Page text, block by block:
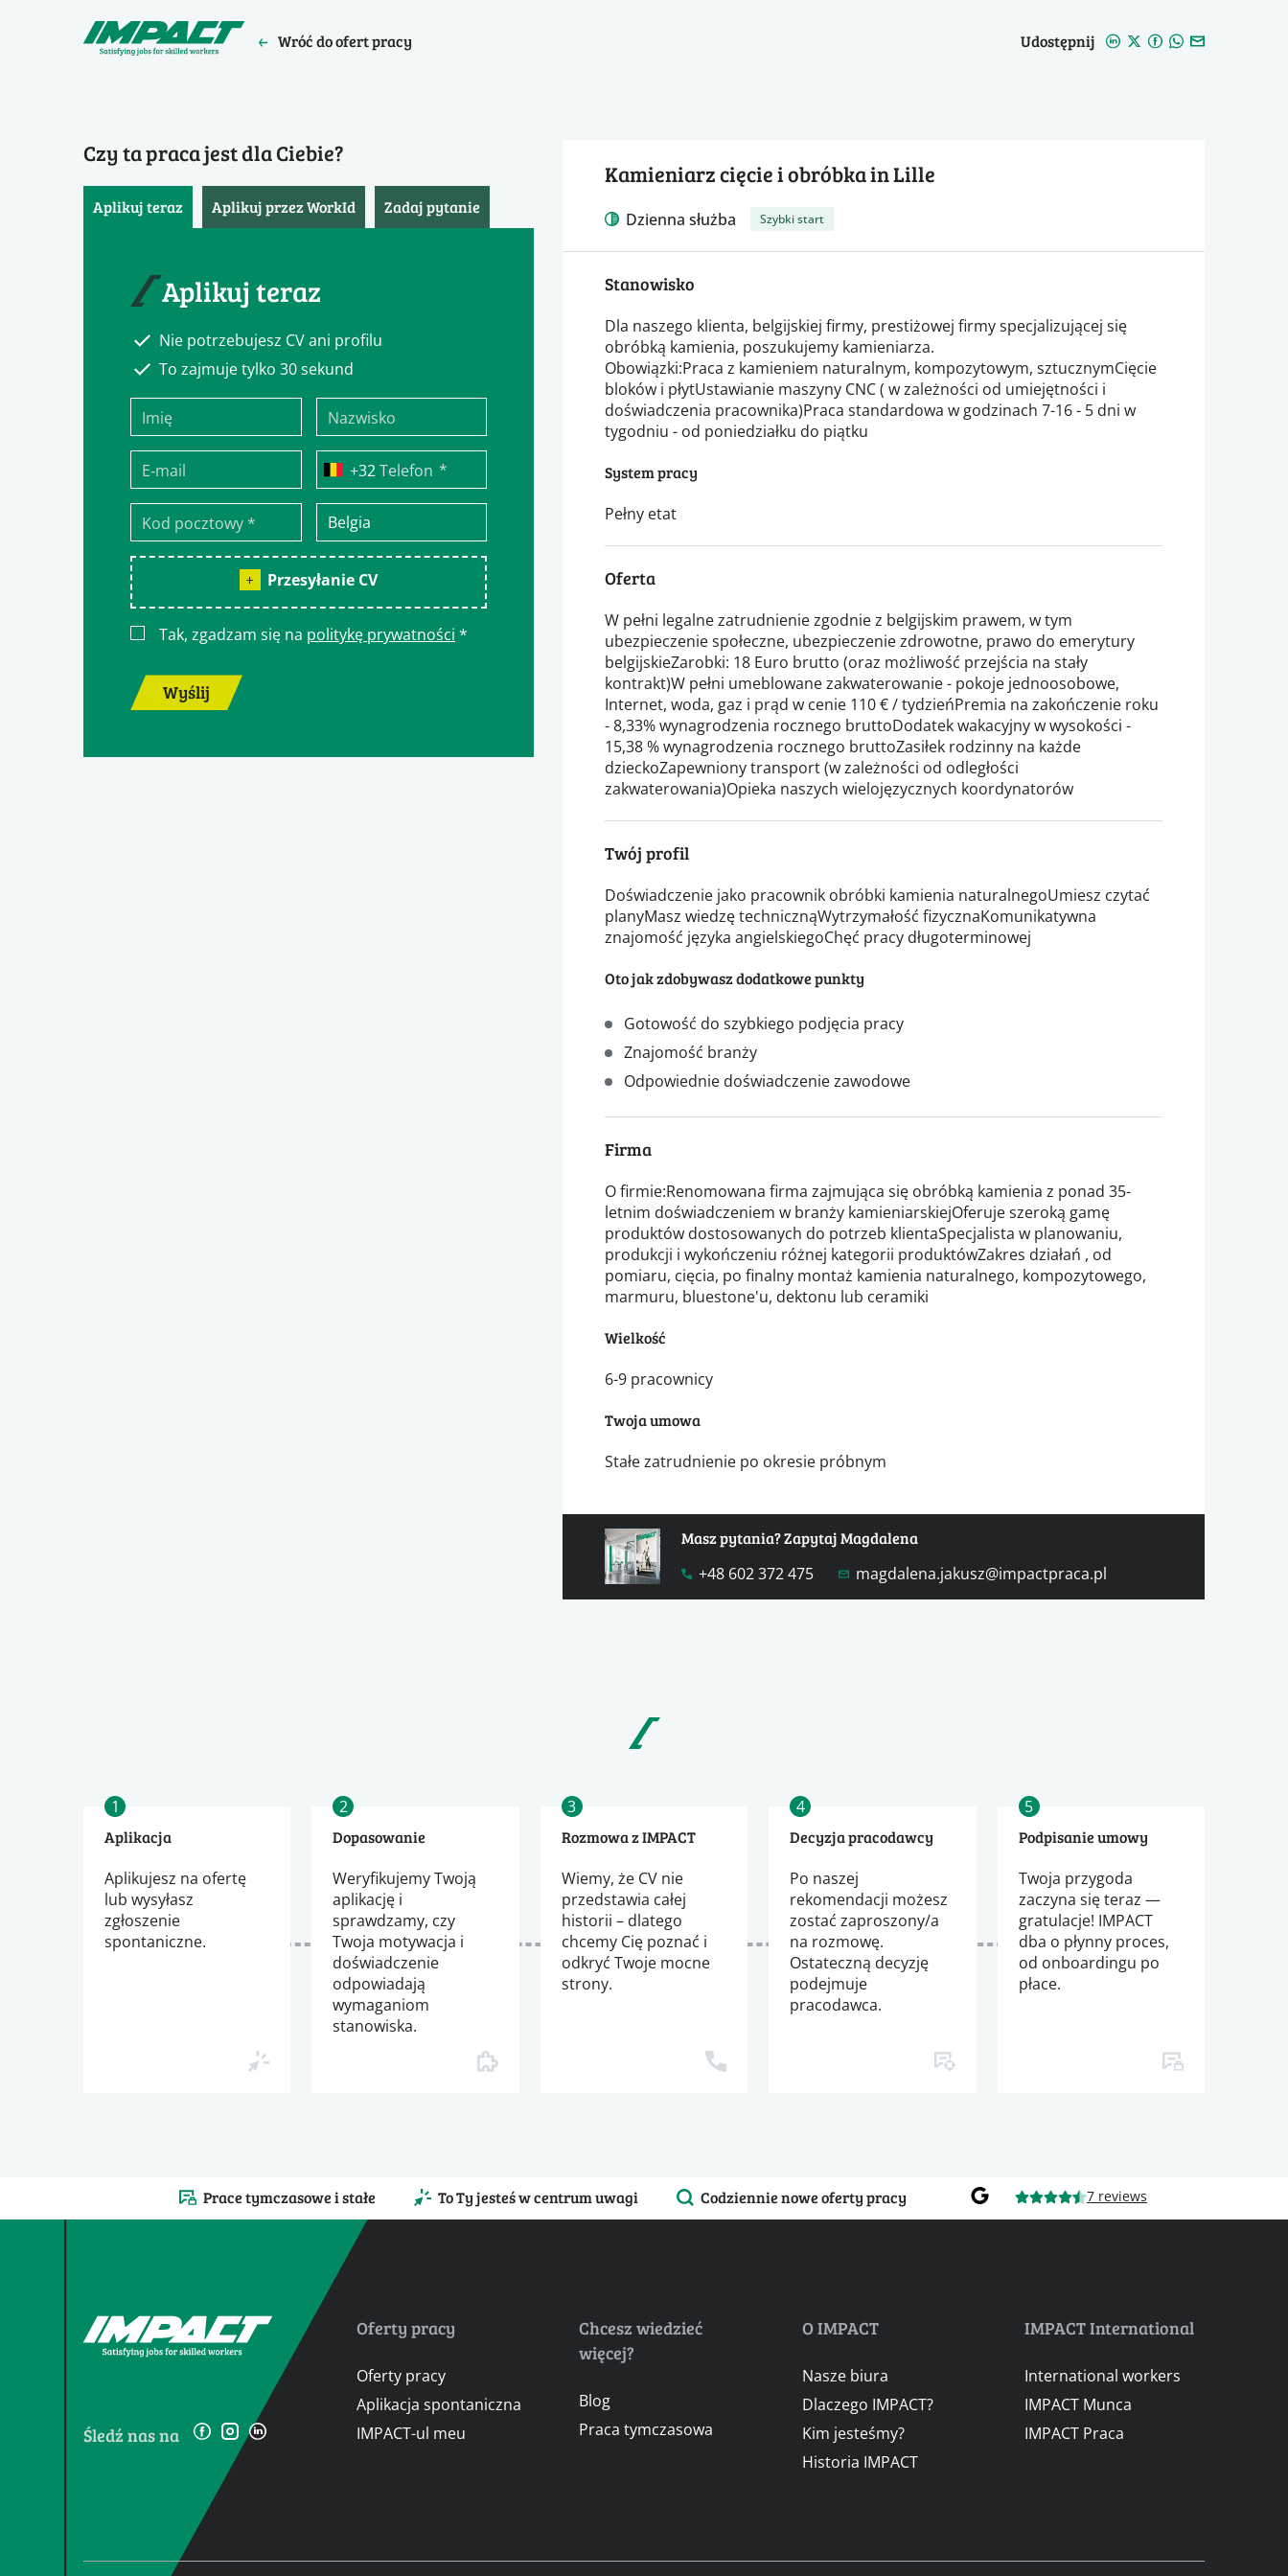
Wróć do ofert pracy Udostępnij
Czy ta praca jest dla Ciebie?
Aplikuj teraz Aplikuj przez WorkId Zadaj pytanie
Aplikuj teraz
Nie potrzebujesz CV ani profilu
To zajmuje tylko 30 sekund
Telefon *
Przesyłanie CV
Tak, zgadzam się na politykę prywatności *
Wyślij
Kamieniarz cięcie i obróbka in Lille
Dzienna służba Szybki start
Stanowisko
Dla naszego klienta, belgijskiej firmy, prestiżowej firmy specjalizującej się
obróbką kamienia, poszukujemy kamieniarza.
Obowiązki:Praca z kamieniem naturalnym, kompozytowym, sztucznymCięcie
bloków i płytUstawianie maszyny CNC ( w zależności od umiejętności i
doświadczenia pracownika)Praca standardowa w godzinach 7-16 - 5 dni w
tygodniu - od poniedziałku do piątku
System pracy
Pełny etat
Oferta
W pełni legalne zatrudnienie zgodnie z belgijskim prawem, w tym
ubezpieczenie społeczne, ubezpieczenie zdrowotne, prawo do emerytury
belgijskieZarobki: 18 Euro brutto (oraz możliwość przejścia na stały
kontrakt)W pełni umeblowane zakwaterowanie - pokoje jednoosobowe,
Internet, woda, gaz i prąd w cenie 110 € / tydzieńPremia na zakończenie roku
- 8,33% wynagrodzenia rocznego bruttoDodatek wakacyjny w wysokości -
15,38 % wynagrodzenia rocznego bruttoZasiłek rodzinny na każde
dzieckoZapewniony transport (w zależności od odległości
zakwaterowania)Opieka naszych wielojęzycznych koordynatorów
Twój profil
Doświadczenie jako pracownik obróbki kamienia naturalnegoUmiesz czytać
planyMasz wiedzę technicznąWytrzymałość fizycznaKomunikatywna
znajomość języka angielskiegoChęć pracy długoterminowej
Oto jak zdobywasz dodatkowe punkty
Gotowość do szybkiego podjęcia pracy
Znajomość branży
Odpowiednie doświadczenie zawodowe
Firma
O firmie:Renomowana firma zajmująca się obróbką kamienia z ponad 35-
letnim doświadczeniem w branży kamieniarskiejOferuje szeroką gamę
produktów dostosowanych do potrzeb klientaSpecjalista w planowaniu,
produkcji i wykończeniu różnej kategorii produktówZakres działań , od
pomiaru, cięcia, po finalny montaż kamienia naturalnego, kompozytowego,
marmuru, bluestone'u, dektonu lub ceramiki
Wielkość
6-9 pracownicy
Twoja umowa
Stałe zatrudnienie po okresie próbnym
Masz pytania? Zapytaj Magdalena
+48 602 372 475
magdalena.jakusz@impactpraca.pl
1
Aplikacja
Aplikujesz na ofertę
lub wysyłasz
zgłoszenie
spontaniczne.
2
Dopasowanie
Weryfikujemy Twoją
aplikację i
sprawdzamy, czy
Twoja motywacja i
doświadczenie
odpowiadają
wymaganiom
stanowiska.
3
Rozmowa z IMPACT
Wiemy, że CV nie
przedstawia całej
historii – dlatego
chcemy Cię poznać i
odkryć Twoje mocne
strony.
4
Decyzja pracodawcy
Po naszej
rekomendacji możesz
zostać zaproszony/a
na rozmowę.
Ostateczną decyzję
podejmuje
pracodawca.
5
Podpisanie umowy
Twoja przygoda
zaczyna się teraz —
gratulacje! IMPACT
dba o płynny proces,
od onboardingu po
płace.
Prace tymczasowe i stałe To Ty jesteś w centrum uwagi Codziennie nowe oferty pracy 7 reviews
Śledź nas na
Oferty pracy
Oferty pracy
Aplikacja spontaniczna
IMPACT-ul meu
Chcesz wiedzieć
więcej?
Blog
Praca tymczasowa
O IMPACT
Nasze biura
Dlaczego IMPACT?
Kim jesteśmy?
Historia IMPACT
IMPACT International
International workers
IMPACT Munca
IMPACT Praca